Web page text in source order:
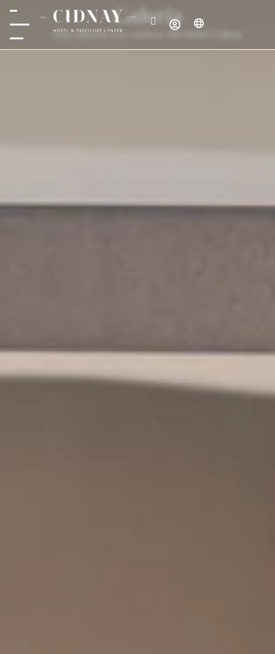
Galería
Una mirada a la esencia del Hotel Cidnay